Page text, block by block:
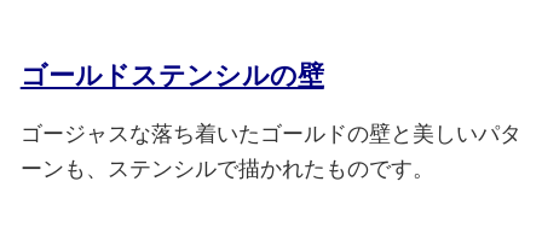
ゴールドステンシルの壁
ゴージャスな落ち着いたゴールドの壁と美しいパタ
ーンも、ステンシルで描かれたものです。